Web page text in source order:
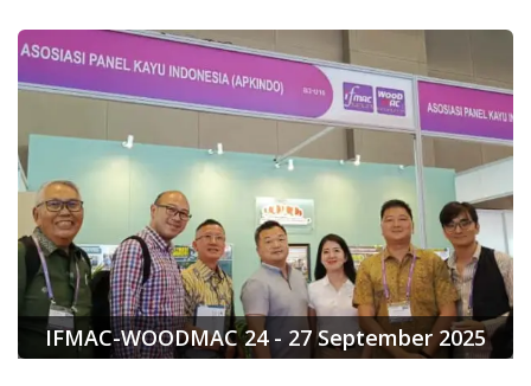
IFMAC-WOODMAC 24 - 27 September 2025